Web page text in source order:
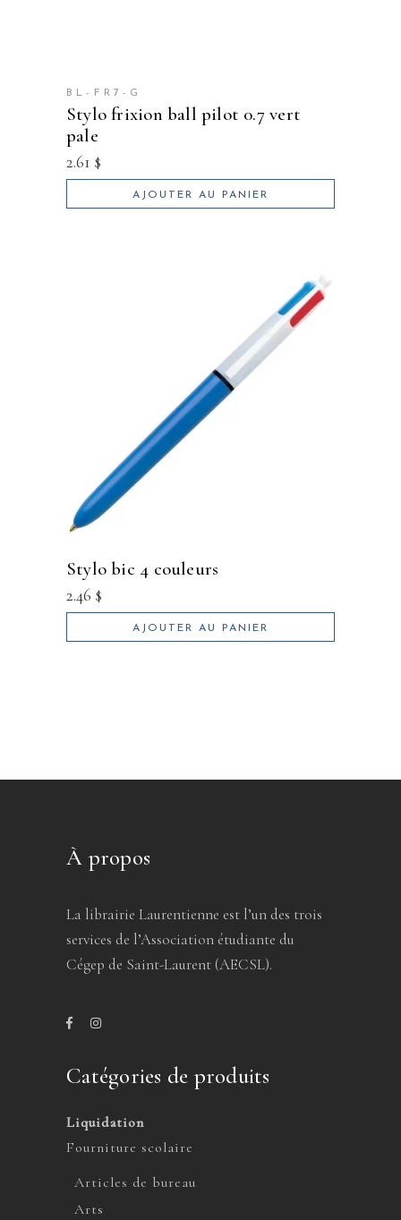
BL-FR7-G
stylo frixion ball pilot 0.7 vert
pale
2.61 $
AJOUTER AU PANIER
stylo bic 4 couleurs
2.46 $
AJOUTER AU PANIER
À propos
La librairie Laurentienne est l’un des trois
services de l’Association étudiante du
Cégep de Saint-Laurent (AECSL).
Catégories de produits
Liquidation
Fourniture scolaire
Articles de bureau
Arts